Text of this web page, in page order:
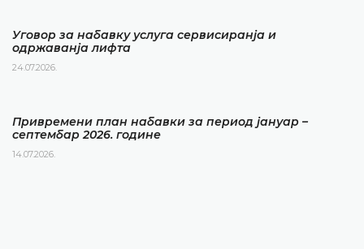
Уговор за набавку услуга сервисиранја и
одржаванја лифта
24.07.2026.
Привремени план набавки за период јануар –
септембар 2026. године
14.07.2026.